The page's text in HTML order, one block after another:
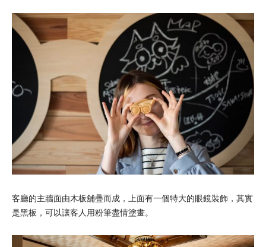
客廳的主牆面由木板舖疊而成，上面有一個特大的眼鏡裝飾，其實
是黑板，可以讓客人用粉筆盡情塗畫。